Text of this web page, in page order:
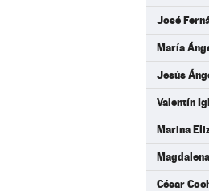
José
María
Jesús
Valentín
Marina
César